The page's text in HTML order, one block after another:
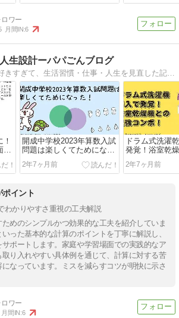
月間IN:6
生設計ーパパごんブログ
40代パパが子供好きすぎて、生活習慣・仕事・人生を見直した記録。
設
開成中学校2023年算数入試
問題は楽しくてためになっ
た！
2年7ヶ月前
ドラム式洗濯
発覚！浴室乾
コンボ！
2年7ヶ月前
ポイント
わかりやすさ重視の工夫解説
めのシンプルかつ効果的な工夫を紹介していま
った基本的な計算のポイントを丁寧に解説し、
ポートします。家庭や学習場面での実践的なア
り入れやすい具体例を通じて、計算に対する苦
なっています。ミスを減らすコツが明快に示さ
月間IN:6